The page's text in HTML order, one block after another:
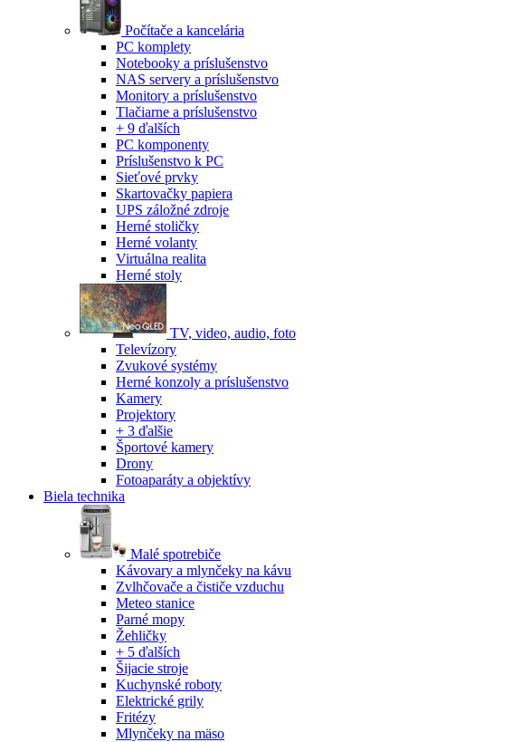
Počítače a kancelária
PC komplety
Notebooky a príslušenstvo
NAS servery a príslušenstvo
Monitory a príslušenstvo
Tlačiarne a príslušenstvo
+ 9 ďalších
PC komponenty
Príslušenstvo k PC
Sieťové prvky
Skartovačky papiera
UPS záložné zdroje
Herné stoličky
Herné volanty
Virtuálna realita
Herné stoly
TV, video, audio, foto
Televízory
Zvukové systémy
Herné konzoly a príslušenstvo
Kamery
Projektory
+ 3 ďalšie
Športové kamery
Drony
Fotoaparáty a objektívy
Biela technika
Malé spotrebiče
Kávovary a mlynčeky na kávu
Zvlhčovače a čističe vzduchu
Meteo stanice
Parné mopy
Žehličky
+ 5 ďalších
Šijacie stroje
Kuchynské roboty
Elektrické grily
Fritézy
Mlynčeky na mäso